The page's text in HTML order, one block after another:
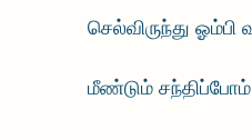
செல்விருந்து ஓம்பி
மீண்டும்